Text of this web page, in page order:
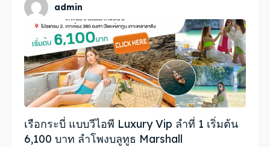
admin
เรือกระบี่ แบบวีไอพี Luxury Vip ลำที่ 1 เริ่มต้น
6,100 บาท ลำโพงบลูทูธ Marshall